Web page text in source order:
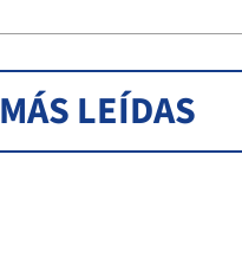
MÁS LEÍDAS